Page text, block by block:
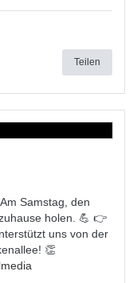
Teilen
Samstag, den
holen. 💪 👉
uns von der
👏